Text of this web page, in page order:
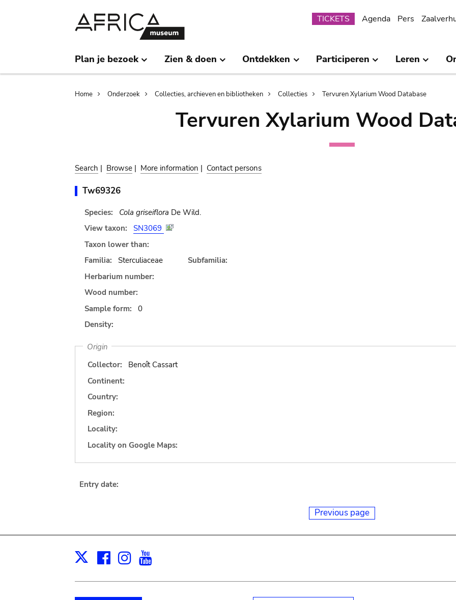
Submenu
TICKETS Agenda Pers
Plan je bezoek Zien & doen Ontdekken Participeren Leren
Breadcrumb
Home Onderzoek Collecties, archieven en bibliotheken Collecties Tervuren Xylarium Wood Database
Tervuren Xylarium Wood
Search | Browse | More information | Contact persons
Tw69326
Species: Cola griseiflora De Wild.
View taxon:
SN3069
Taxon lower than:
Familia:
Sterculiaceae
Subfamilia:
Herbarium number:
Wood number:
Sample form:
0
Density:
Origin
Collector:
Benoît Cassart
Continent:
Country:
Region:
Locality:
Locality on Google Maps:
Entry date:
Previous page
X Facebook
Instagram